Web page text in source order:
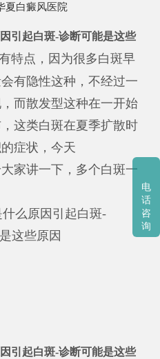
夏白癜风医院
引起白斑-诊断可能是这些
特点，因为很多白斑早
有隐性这种，不经过一
而散发型这种在一开始
这类白斑在夏季扩散时
症状，今天
家讲一下，多个白斑一
引起白斑-诊断可能是这些
电
话
咨
询